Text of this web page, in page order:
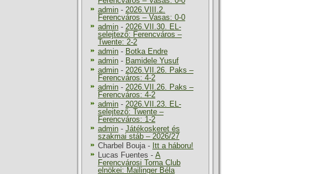
admin - 2026.VIII.2.
Ferencváros – Vasas: 0-0
admin - 2026.VII.30. EL-
selejtező: Ferencváros –
Twente: 2-2
admin - Botka Endre
admin - Bamidele Yusuf
admin - 2026.VII.26. Paks –
Ferencváros: 4-2
admin - 2026.VII.26. Paks –
Ferencváros: 4-2
admin - 2026.VII.23. EL-
selejtező: Twente –
Ferencváros: 1-2
admin - Játékoskeret és
szakmai stáb – 2026/27
Charbel Bouja- Itt a háboru!
Lucas Fuentes - A
Ferencvárosi Torna Club
elnökei: Mailinger Béla